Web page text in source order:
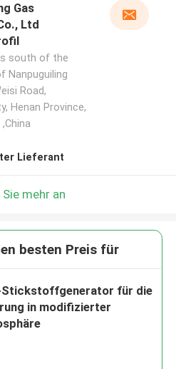
Gas
Ltd
south of the
Nanpuguiling
Road,
Henan Province,
Lieferant
Sie mehr an
besten Preis für
Stickstoffgenerator für die
in modifizierter